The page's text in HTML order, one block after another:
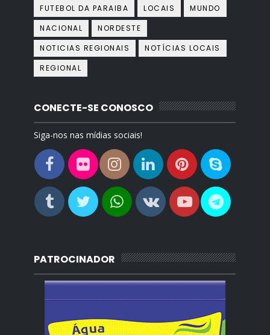
FUTEBOL DA PARAIBA
LOCAIS
MUNDO
NACIONAL
NORDESTE
NOTICIAS REGIONAIS
NOTÍCIAS LOCAIS
REGIONAL
CONECTE-SE CONOSCO
Siga-nos nas mídias sociais!
PATROCINADOR